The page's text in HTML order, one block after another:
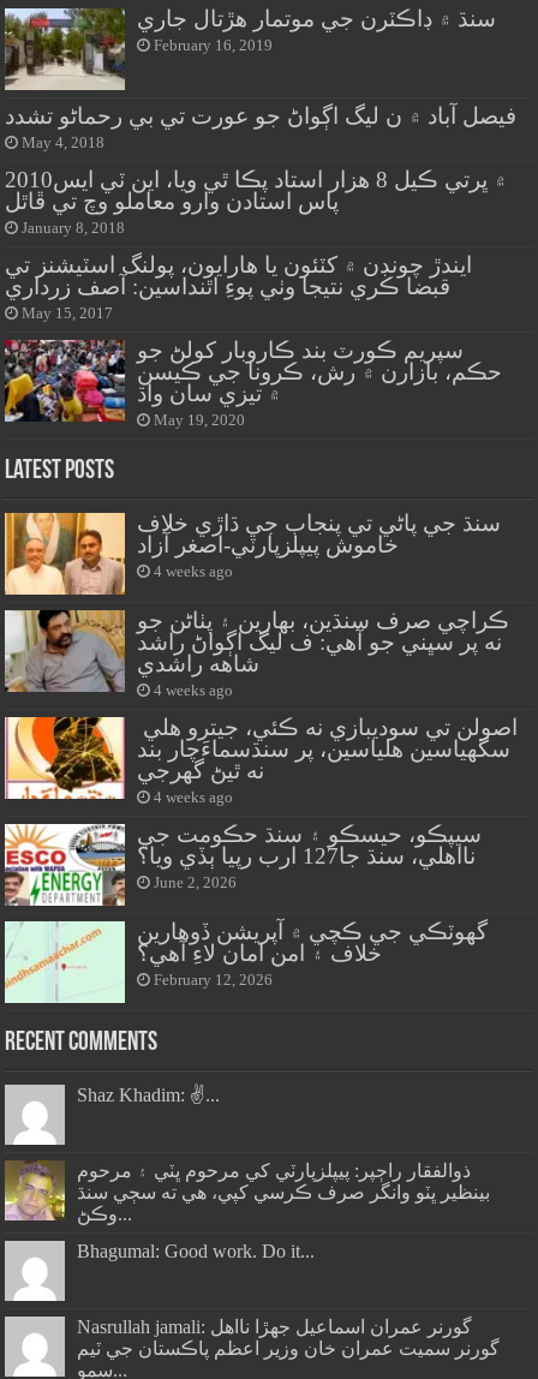
سنڌ ۾ ڊاڪٽرن جي موتمار هڙتال جاري
February 16, 2019
فيصل آباد ۾ ن ليگ اڳواڻ جو عورت تي بي رحماڻو تشدد
May 4, 2018
2010۾ ڀرتي ڪيل 8 هزار استاد پڪا ٿي ويا، اين ٽي ايس
پاس استادن وارو معاملو وچ تي ڦاٿل
January 8, 2018
ايندڙ چونڊن ۾ کٽئون يا هارايون، پولنگ اسٽيشنز تي
قبضا ڪري نتيجا وٺي پوءِ اٿنداسين: آصف زرداري
May 15, 2017
سپريم ڪورٽ بند ڪاروبار کولڻ جو
حڪم، بازارن ۾ رش، ڪرونا جي ڪيسن
۾ تيزي سان واڌ
May 19, 2020
Latest Posts
سنڌ جي پاڻي تي پنجاب جي ڌاڙي خلاف
خاموش پيپلزپارٽي-اصغر آزاد
4 weeks ago
ڪراچي صرف سنڌين، بهارين ۽ پٺاڻن جو
نه پر سڀني جو آهي: ف ليگ اڳواڻ راشد
شاهه راشدي
4 weeks ago
سگهياسين هلياسين، پر سنڌسماءَچار بند
نه ٿيڻ گهرجي
4 weeks ago
سيپڪو، حيسڪو ۽ سنڌ حڪومت جي
نااهلي، سنڌ جا127 ارب رپيا ٻڏي ويا؟
June 2, 2026
گهوٽڪي جي ڪچي ۾ آپريشن ڏوهارين
خلاف ۽ امن امان لاءِ آهي؟
February 12, 2026
Recent Comments
Shaz Khadim: ✌️...
ذوالفقار راڄپر: پيپلزپارٽي کي مرحوم ڀٽي ۽ مرحوم
بينظير ڀٽو وانگر صرف ڪرسي کپي، هي ته سڄي سنڌ
وڪڻ...
Bhagumal: Good work. Do it...
Nasrullah jamali: گورنر عمران اسماعيل جھڙا نااهل
گورنر سميت عمران خان وزير اعظم پاڪستان جي ٽيم
سمو...